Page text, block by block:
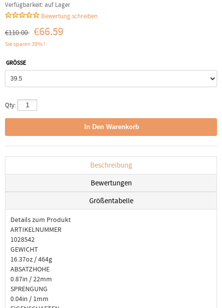
Verfügbarkeit:auf Lager
Bewertung schreiben
€110.00 €66.59
Sie sparen 39% !
GRÖSSE
Qty:
Beschreibung
Bewertungen
Größentabelle
Details zum Produkt
ARTIKELNUMMER
1028542
GEWICHT
16.37oz / 464g
ABSATZHOHE
0.87in / 22mm
SPRENGUNG
0.04in / 1mm